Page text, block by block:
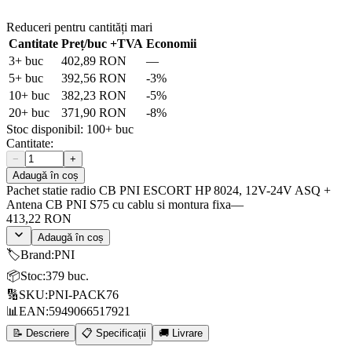
Reduceri pentru cantități mari
Cantitate Preț/buc +TVA Economii
3+ buc 402,89 RON
—
5+ buc 392,56 RON -3%
10+ buc 382,23 RON -5%
20+ buc 371,90 RON -8%
Stoc disponibil: 100+ buc
Cantitate:
−
+
Adaugă în coș
Pachet statie radio CB PNI ESCORT HP 8024, 12V-24V ASQ +
Antena CB PNI S75 cu cablu si montura fixa—
413,22 RON
Adaugă în coș
🏷️Brand:PNI
📦Stoc:379 buc.
🔢SKU:PNI-PACK76
📊 EAN:5949066517921
📝 Descriere 📋 Specificații 🚚 Livrare